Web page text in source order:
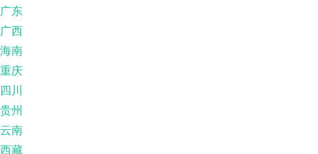
广东
广西
海南
重庆
四川
贵州
云南
西藏